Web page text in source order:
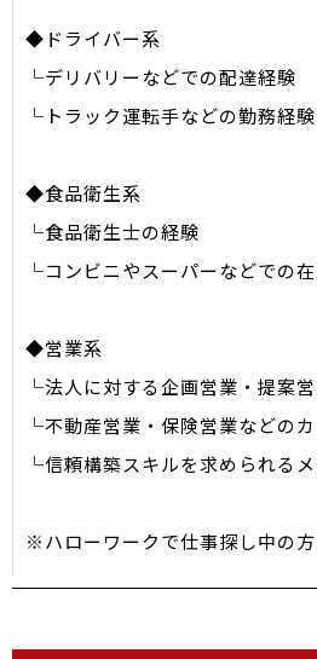
◆ドライバー系
└デリバリーなどでの配達経験
└トラック運転手などの勤務経験
◆食品衛生系
└食品衛生士の経験
└コンビニやスーパーなどでの
◆営業系
└法人に対する企画営業・提案
└不動産営業・保険営業などの
└信頼構築スキルを求められる
※ハローワークで仕事探し中の方